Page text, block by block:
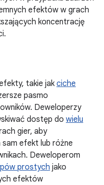
efektów w grach
koncentrację
takie jak ciche
pasmo
Deweloperzy
dostęp do wielu
gier, aby
efekt lub różne
Deweloperom
prostych jako
efektów